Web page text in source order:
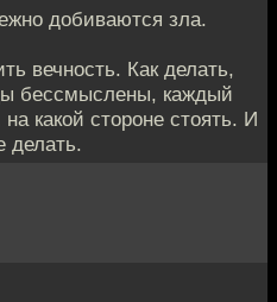
добиваются зла.
вечность. Как делать,
бессмыслены, каждый
какой стороне стоять. И
делать.